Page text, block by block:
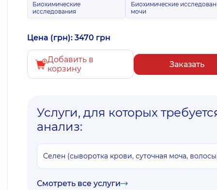
Биохимические
исследования
Биохимические
мочи
Цена (грн): 3470 грн
Добавить в
корзину
Заказать
Услуги, для которых
анализ:
Селен (сыворотка крови, суточная моча,
Смотреть все услуги